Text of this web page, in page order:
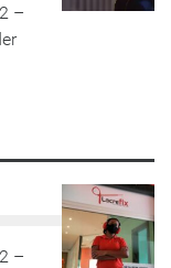
–
–